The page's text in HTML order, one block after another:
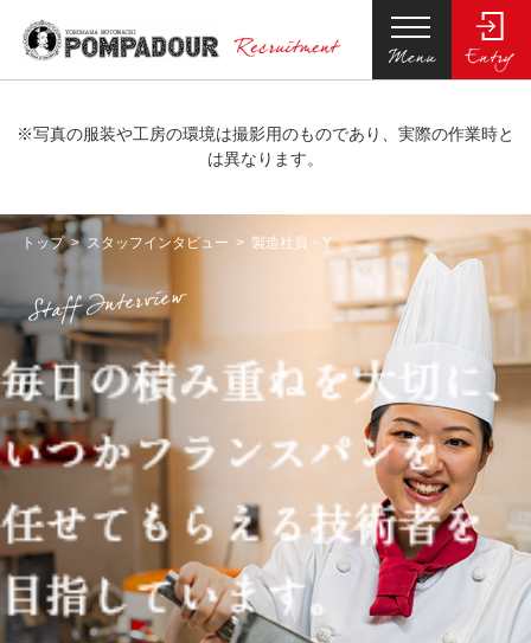
※写真の服装や工房の環境は撮影用のものであり、実際の作業時と
は異なります。
トップ スタッフインタビュー 製造社員・Y
トップ
スタッフインタビュー
ポンパドウルについて
仕事内容・制度
求める人材像